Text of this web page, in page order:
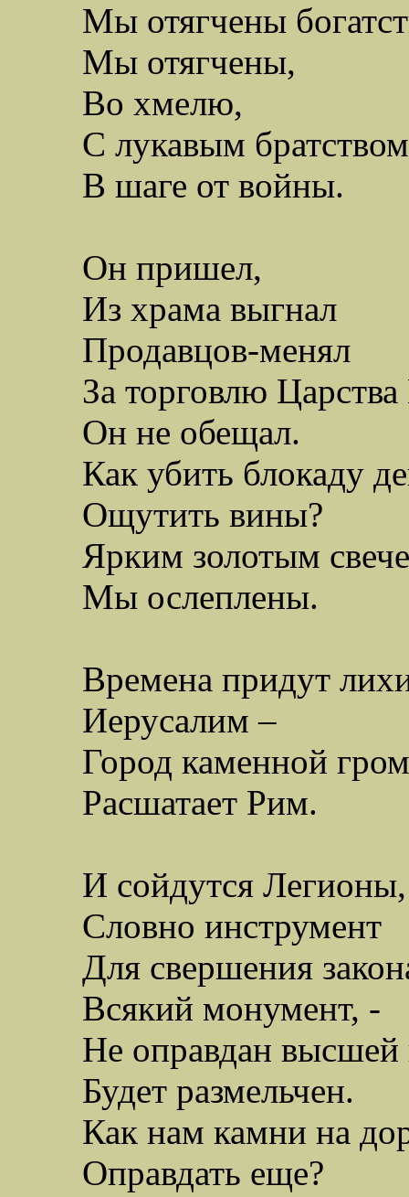
­Мы отягчены
Мы отягчены,
Во хмелю,
С лукавым братством
В шаге от войны.
Он пришел,
Из храма выгнал
Продавцов-менял
За торговлю
Он не обещал.
Как убить блокаду
Ощутить вины?
Ярким золотым
Мы ослеплены.
Времена придут
Иерусалим –
Город каменной
Расшатает Рим.
И сойдутся Легионы,
Словно инструмент
Для свершения
Всякий монумент, -
Не оправдан высшей
Будет размельчен.
Как нам камни на
Оправдать еще?